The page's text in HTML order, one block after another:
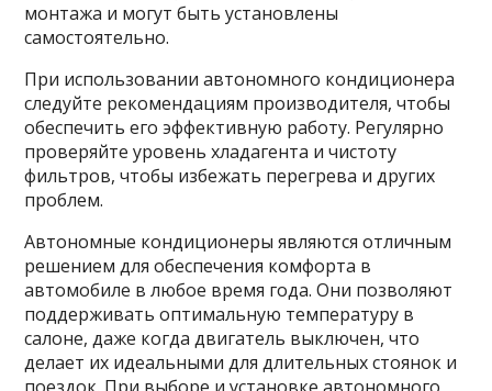
монтажа и могут быть установлены
самостоятельно.
При использовании автономного кондиционера
следуйте рекомендациям производителя, чтобы
обеспечить его эффективную работу. Регулярно
проверяйте уровень хладагента и чистоту
фильтров, чтобы избежать перегрева и других
проблем.
Автономные кондиционеры являются отличным
решением для обеспечения комфорта в
автомобиле в любое время года. Они позволяют
поддерживать оптимальную температуру в
салоне, даже когда двигатель выключен, что
делает их идеальными для длительных стоянок и